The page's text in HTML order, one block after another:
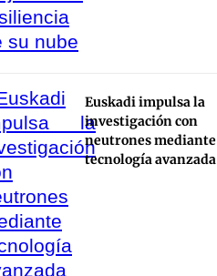
Euskadi impulsa la
investigación con
neutrones mediante
tecnología avanzada